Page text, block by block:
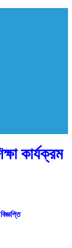
কার্যক্রম